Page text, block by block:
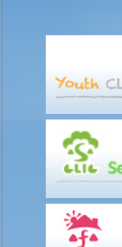
1. 在香港结婚有年龄
3. 我几年前在内地结
香港再结婚了，我有
4. 我怀疑妻子红杏出
5. 我是一名女性，与
会较少吗？
6. 我快将要结婚了。
与未婚夫订立婚姻协
7. 婚姻协议具法律效
父母权利和义务